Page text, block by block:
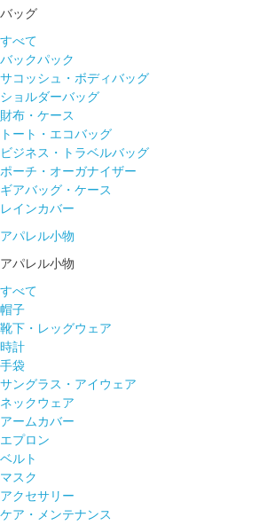
バッグ
すべて
バックパック
サコッシュ・ボディバッグ
ショルダーバッグ
財布・ケース
トート・エコバッグ
ビジネス・トラベルバッグ
ポーチ・オーガナイザー
ギアバッグ・ケース
レインカバー
アパレル小物
アパレル小物
すべて
帽子
靴下・レッグウェア
時計
手袋
サングラス・アイウェア
ネックウェア
アームカバー
エプロン
ベルト
マスク
アクセサリー
ケア・メンテナンス